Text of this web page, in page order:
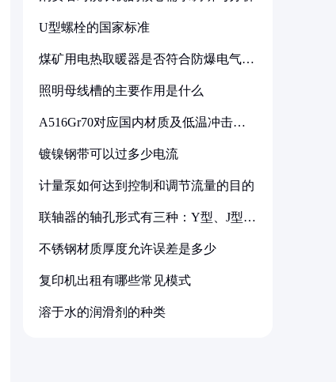
U型螺栓的国家标准
煤矿用电热取暖器是否符合防爆电气设
照明母线槽的主要作用是什么
A516Gr70对应国内材质及低温冲击要
镀镍钢带可以过多少电流
计量泵如何达到控制和调节流量的目的
联轴器的轴孔形式有三种：Y型、J型、
不锈钢材质厚度允许误差是多少
复印机出租有哪些常见模式
溶于水的润滑剂的种类